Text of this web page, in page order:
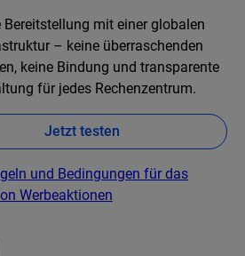
Bereitstellung mit einer globalen
– keine überraschenden
keine Bindung und transparente
für jedes Rechenzentrum.
Jetzt testen
und Bedingungen für das
Werbeaktionen